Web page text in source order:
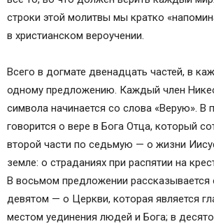
строки этой молитвы мы кратко
в христианском вероучении.
Всего в догмате двенадцать частей, в
одному предложению. Каждый член
символа начинается со слова «Верую». В
говорится о вере в Бога Отца, который
второй части по седьмую — о жизни
земле: о страданиях при распятии на
В восьмом предложении рассказывается
девятом — о Церкви, которая является
местом уединения людей и Бога; в